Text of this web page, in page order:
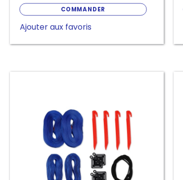
COMMANDER
Ajouter aux favoris